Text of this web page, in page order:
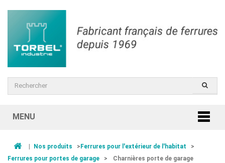
MENU
| Nos produits >Ferrures pour l'extérieur de l'habitat
>
Ferrures pour portes de garage
> Charnières porte de garage